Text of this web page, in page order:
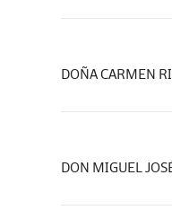
DOÑA CARMEN
DON MIGUEL